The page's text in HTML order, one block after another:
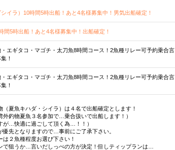
イラ）10時間5時出船！あと4名様募集中！男気出船確定！
間5時出船！あと4名様募集中！出船確定！
エギタコ・マゴチ・太刀魚8時間コース！2魚種リレー可予約乗合言
！
エギタコ・マゴチ・太刀魚8時間コース！2魚種リレー可予約乗合言
！
夏魚キハダ・シイラ）は４名で出船確定とします！
釣物夏魚３名参加で…乗合扱いで出船します！）
が…快適に過ごして頂く為…！！）
先となりますので…事前にご了承下さい。
２魚種程度お選び下さい！
狙うか…言いだしっぺの方が決定！但しティップランは…